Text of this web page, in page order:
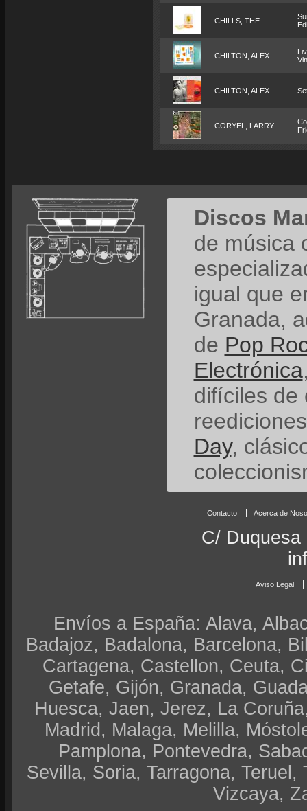
CHILLS, THE
CHILTON, ALEX
CHILTON, ALEX
CORYEL, LARRY
Discos
de música
igual que
Granada,
de Pop
Electrónica
difíciles de
Day,
Contacto Acerca de
C/ Duquesa
Aviso Legal
Envíos a España: Alava,
Badajoz, Badalona, Barcelona,
Cartagena, Castellon, Ceuta,
Getafe, Gijón, Granada,
Huesca, Jaen, Jerez, La
Madrid, Malaga, Melilla,
Pamplona, Pontevedra,
Sevilla, Soria, Tarragona,
Vizcaya,